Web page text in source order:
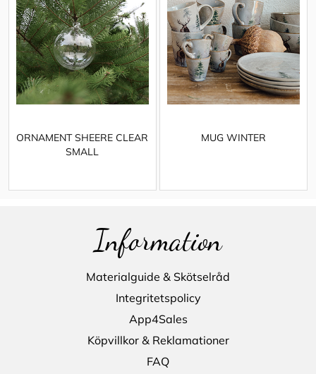
ORNAMENT SHEERE CLEAR
SMALL
MUG WINTER
Information
Materialguide & Skötselråd
Integritetspolicy
App4Sales
Köpvillkor & Reklamationer
FAQ